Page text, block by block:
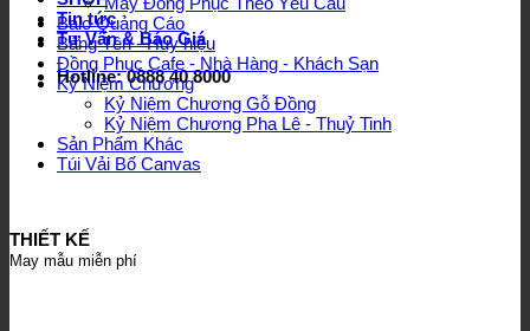
Tin tức
Tư Vấn & Báo Giá
Hotline: 0888 40 8000
Balo Quảng Cáo
Bảng Tên - Huy hiệu
Đồng Phục Cafe - Nhà Hàng - Khách Sạn
Kỷ Niệm Chương
Kỷ Niệm Chương Gỗ Đồng
Kỷ Niệm Chương Pha Lê - Thuỷ Tinh
Sản Phẩm Khác
Túi Vải Bố Canvas
THIẾT KẾ
May mẫu miễn phí